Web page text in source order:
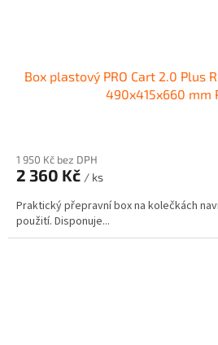
Box plastový PRO Cart 2.0 Plus
490x415x660 mm
1 950 Kč bez DPH
2 360 Kč / ks
Praktický přepravní box na kolečkách
použití. Disponuje...